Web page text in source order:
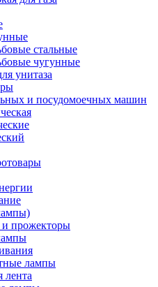
стальные
чугунные
унитаза
и посудомоечных машин
прожекторы
лампы
лента